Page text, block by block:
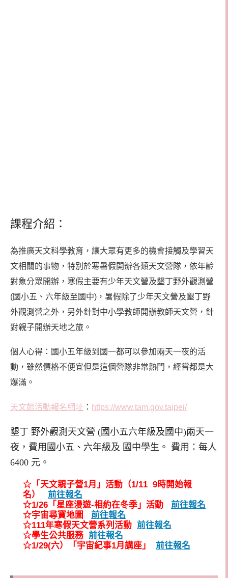
課程介紹：
為推廣天文科學教育，讓大眾有更多的機會接觸及學習天
文相關的事物，特別於寒暑假開辦各類天文營隊，依年齡
對象分眾開辦，寒假主要有少年天文營及墾丁野外觀測營
(國小五、六年級至國中)，暑假除了少年天文營及墾丁野
外觀測營之外，另外針對中小學教師開辦教師天文營，針
對親子開辦天地之旅。
個人心得：國小五年級到國一都可以參加兩天一夜的活
動，雖然價格不便宜但是這個營隊非常熱門，經嘗都是大
爆滿。
天文館活動報名網址 ： https://www.tam.gov.taipei/
墾丁 野外觀測天文營 (國小五六年級及國中)兩天一
夜，費用國小五、六年級及 國中學生。 費用：每人
6400 元。
☆「天文親子營1月」活動（1/11 9時開始報
名）
前往報名
☆1/26「星座漫遊-相約在冬季」活動 前往報名
☆宇宙尋寶地圖 前往報名
☆111年寒假天文營系列活動 前往報名
☆學生公共服務 前往報名
☆1/29(六）「宇宙紀事1月講座」
前往報名